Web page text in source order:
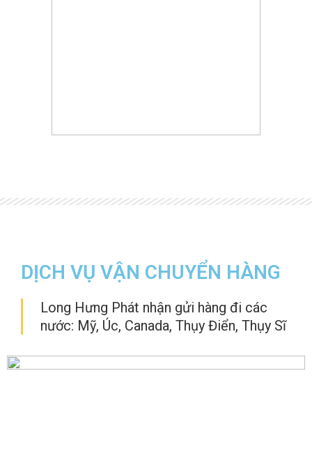
DỊCH VỤ VẬN CHUYỂN HÀNG
Long Hưng Phát nhận gửi hàng đi các
nước: Mỹ, Úc, Canada, Thụy Điển, Thụy Sĩ